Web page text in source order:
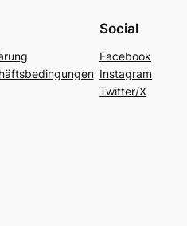
Social
Facebook
Instagram
Twitter/X